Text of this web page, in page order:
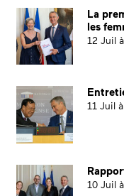
La
les
12 Juil
11 Juil
10 Juil